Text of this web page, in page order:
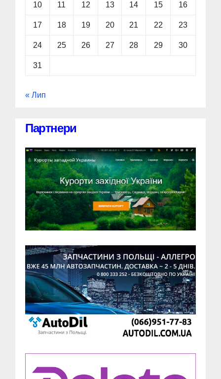
10 11 12 13 14 15 16
17 18 19 20 21 22 23
24 25 26 27 28 29 30
31
« Лип
Партнери